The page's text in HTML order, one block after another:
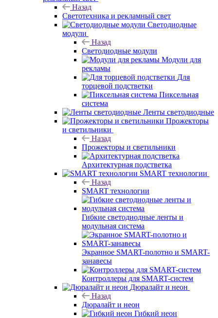
Назад
Светотехника и рекламный свет
Светодиодные
модули
Назад
Светодиодные модули
Модули для
рекламы
Для
торцевой подстветки
Пиксельная
система
Ленты светодиодные
Прожекторы
и светильники
Назад
Прожекторы и светильники
Архитектурная подстветка
SMART технологии
Назад
SMART технологии
Гибкие светодиодные ленты и
модульная система
Экранное SMART-полотно и SMART-
занавесы
Контроллеры для SMART-систем
Дюралайт и неон
Назад
Дюралайт и неон
Гибкий неон